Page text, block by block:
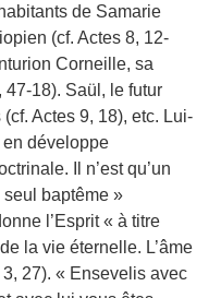
de Samarie
(cf. Actes 8, 12-
Corneille, sa
47-18). Saül, le futur
Actes 9, 18), etc. Lui-
développe
Il n’est qu’un
baptême »
l’Esprit « à titre
la vie éternelle. L’âme
27). « Ensevelis avec